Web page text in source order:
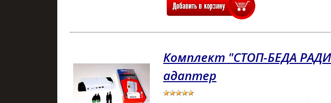
Комплект "СТОП-БЕДА
адаптер